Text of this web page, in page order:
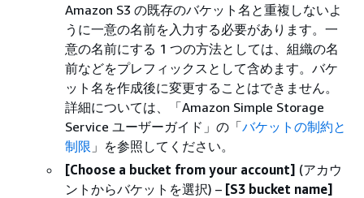
Amazon S3 の既存のバケット名と重複しないよ
うに一意の名前を入力する必要があります。一
意の名前にする 1 つの方法としては、組織の名
前などをプレフィックスとして含めます。バケ
ット名を作成後に変更することはできません。
詳細については、「Amazon Simple Storage
Service ユーザーガイド 」の「バケットの制約と
制限 」を参照してください。
[Choose a bucket from your account] (アカウ
ントからバケットを選択) – [S3 bucket name]